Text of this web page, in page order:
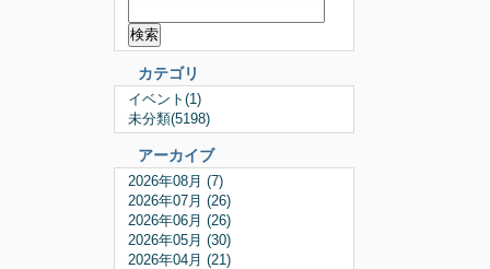
カテゴリ
イベント(1)
未分類(5198)
アーカイブ
2026年08月 (7)
2026年07月 (26)
2026年06月 (26)
2026年05月 (30)
2026年04月 (21)